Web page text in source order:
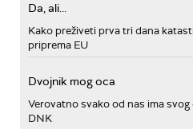
Da, ali...
Kako preživeti prva tri dana
priprema EU
Dvojnik mog oca
Verovatno svako od nas ima
DNK